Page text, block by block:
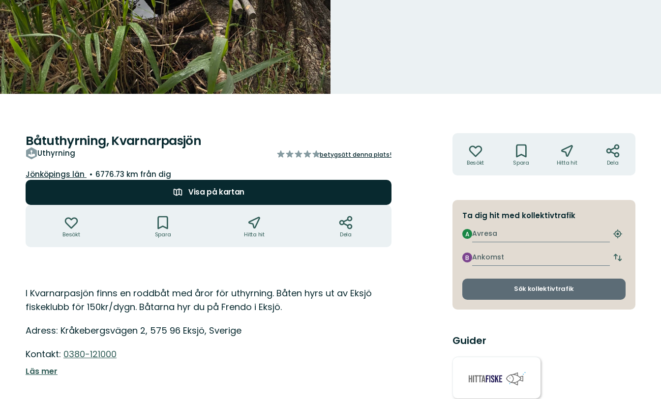
Båtuthyrning, Kvarnarpasjön
Uthyrning
av
betygsätt denna plats!
Län:
Jönköpings län
6776.73 km från dig
Visa på kartan
Besökt Spara Hitta hit Dela
Beskrivning
I Kvarnarpasjön finns en roddbåt med åror för uthyrning. Båten hyrs ut av Eksjö
fiskeklubb för 150kr/dygn. Båtarna hyr du på Frendo i Eksjö.
Adress: Kråkebergsvägen 2, 575 96 Eksjö, Sverige
Kontakt: 0380-121000
Läs mer
Besökt Spara Hitta hit Dela
Ta dig hit med kollektivtrafik
Avresa
A
Hitta
hållplats
Ankomst
B
Byt
och
Sök kollektivtrafik
Guider